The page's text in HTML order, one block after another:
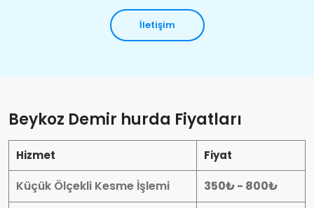
İletişim
Beykoz Demir hurda Fiyatları
Hizmet Fiyat
Küçük Ölçekli Kesme İşlemi
350₺ - 800₺